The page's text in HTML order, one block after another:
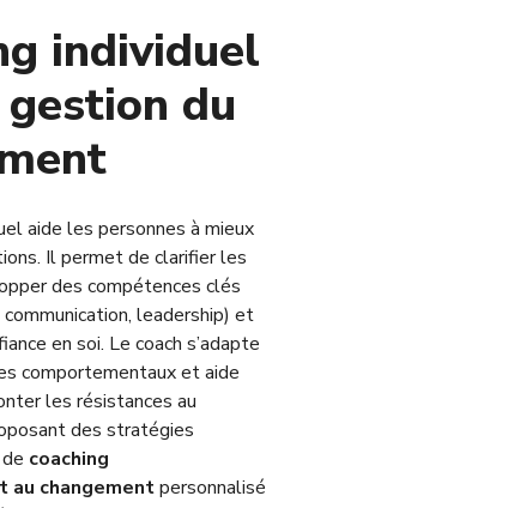
individuel
du
aide les personnes à mieux
Il permet de clarifier les
des compétences clés
leadership) et
en soi. Le coach s’adapte
comportementaux et aide
les résistances au
des stratégies
coaching
au changementpersonnalisé